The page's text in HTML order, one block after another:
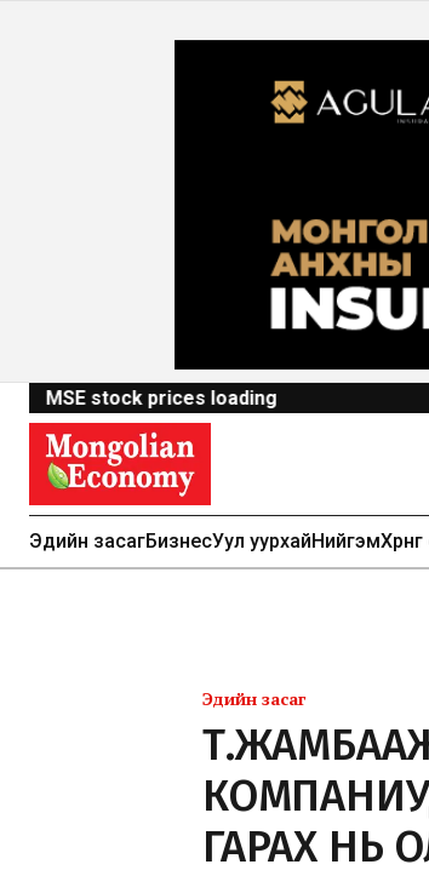
MSE stock prices loading
Эдийн засагБизнесУул уурхайНийгэм
Эдийн засаг
ГАРАХ НЬ